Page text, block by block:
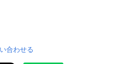
合わせる